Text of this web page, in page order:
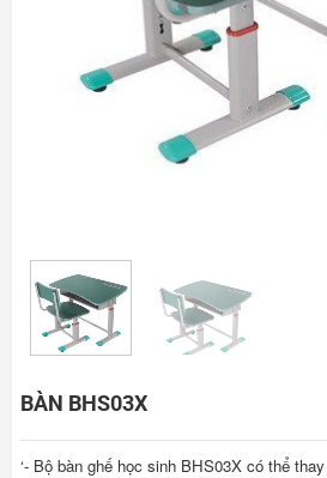
BÀN BHS03X
‘- Bộ bàn ghế học sinh BHS03X có thể